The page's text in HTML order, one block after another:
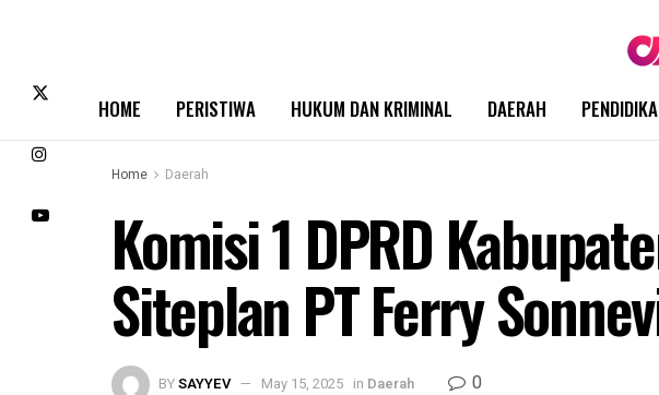
HOME PERISTIWA HUKUM DAN KRIMINAL DAERAH
Home Daerah
Komisi 1 DPRD
Siteplan PT Ferry
BYSAYYEV May 15, 2025 in Daerah 0